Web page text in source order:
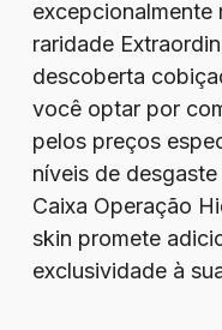
excepcionalmente
raridade
descoberta
você optar por
pelos preços
níveis de
Caixa Operação
skin promete
exclusividade à